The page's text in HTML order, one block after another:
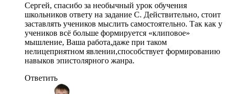
Сергей, спасибо за необычный урок обучения
школьников ответу на задание С. Действительно, стоит
заставлять учеников мыслить самостоятельно. Так как у
учеников всё больше формируется «клиповое»
мышление, Ваша работа,даже при таком
нелицеприятном явлении,способствует формированию
навыков эпистолярного жанра.
Ответить